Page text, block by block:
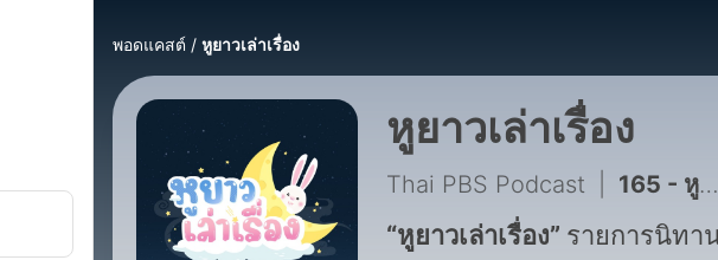
พอดแคสต์ หูยาวเล่าเรื่อง
หูยาวเล่าเรื่อง
Thai PBS Podcast 165 - หูยาวเล่าเรื่อง EP. 160: นิทาน สวัสดีอินโดนีเซีย
“หูยาวเล่าเรื่อง” รายการนิทา